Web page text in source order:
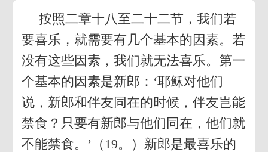
按照二章十八至二十二节，我们若
要喜乐，就需要有几个基本的因素。若
没有这些因素，我们就无法喜乐。第一
个基本的因素是新郎：‘耶稣对他们
说，新郎和伴友同在的时候，伴友岂能
禁食？只要有新郎与他们同在，他们就
不能禁食。’（19。）新郎是最喜乐的